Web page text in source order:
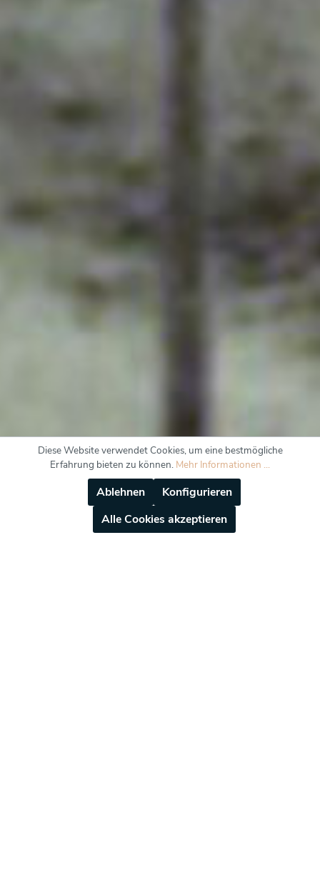
Diese Website verwendet Cookies, um eine bestmögliche
Erfahrung bieten zu können. Mehr Informationen ...
Ablehnen
Konfigurieren
Alle Cookies akzeptieren